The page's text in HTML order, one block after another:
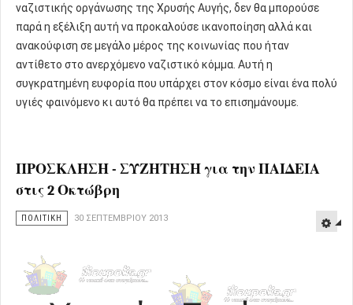
ναζιστικής οργάνωσης της Χρυσής Αυγής, δεν θα μπορούσε
παρά η εξέλιξη αυτή να προκαλούσε ικανοποίηση αλλά και
ανακούφιση σε μεγάλο μέρος της κοινωνίας που ήταν
αντίθετο στο ανερχόμενο ναζιστικό κόμμα. Αυτή η
συγκρατημένη ευφορία που υπάρχει στον κόσμο είναι ένα πολύ
υγιές φαινόμενο κι αυτό θα πρέπει να το επισημάνουμε.
ΠΡΟΣΚΛΗΣΗ - ΣΥΖΗΤ ΗΣΗ για την ΠΑΙΔΕΙΑ
στις 2 Οκτώβρη
ΠΟΛΙΤΙΚΗ 30 ΣΕΠΤΕΜΒΡΊΟΥ 2013